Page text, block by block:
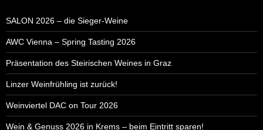
SALON 2026 – die Sieger-Weine
AWC Vienna – Spring Tasting 2026
Präsentation des Steirischen Weines in Graz
Linzer Weinfrühling ist zurück!
Weinviertel DAC on Tour 2026
Wein & Genuss 2026 in Krems – beim Eintritt sparen!